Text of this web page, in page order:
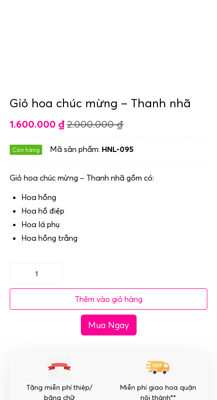
Giỏ hoa chúc mừng – Thanh nhã
1.600.000 ₫ 2.000.000₫
Còn hàng Mã sản phẩm: HNL-095
Giỏ hoa chúc mừng – Thanh nhã gồm có:
Hoa hồng
Hoa hồ điệp
Hoa lá phụ
Hoa hồng trắng
Giỏ
hoa
lượng
Thêm vào giỏ hàng
Mua Ngay
Tặng miễn phí thiệp/
băng chữ
Miễn phí giao hoa quận
nội thành**